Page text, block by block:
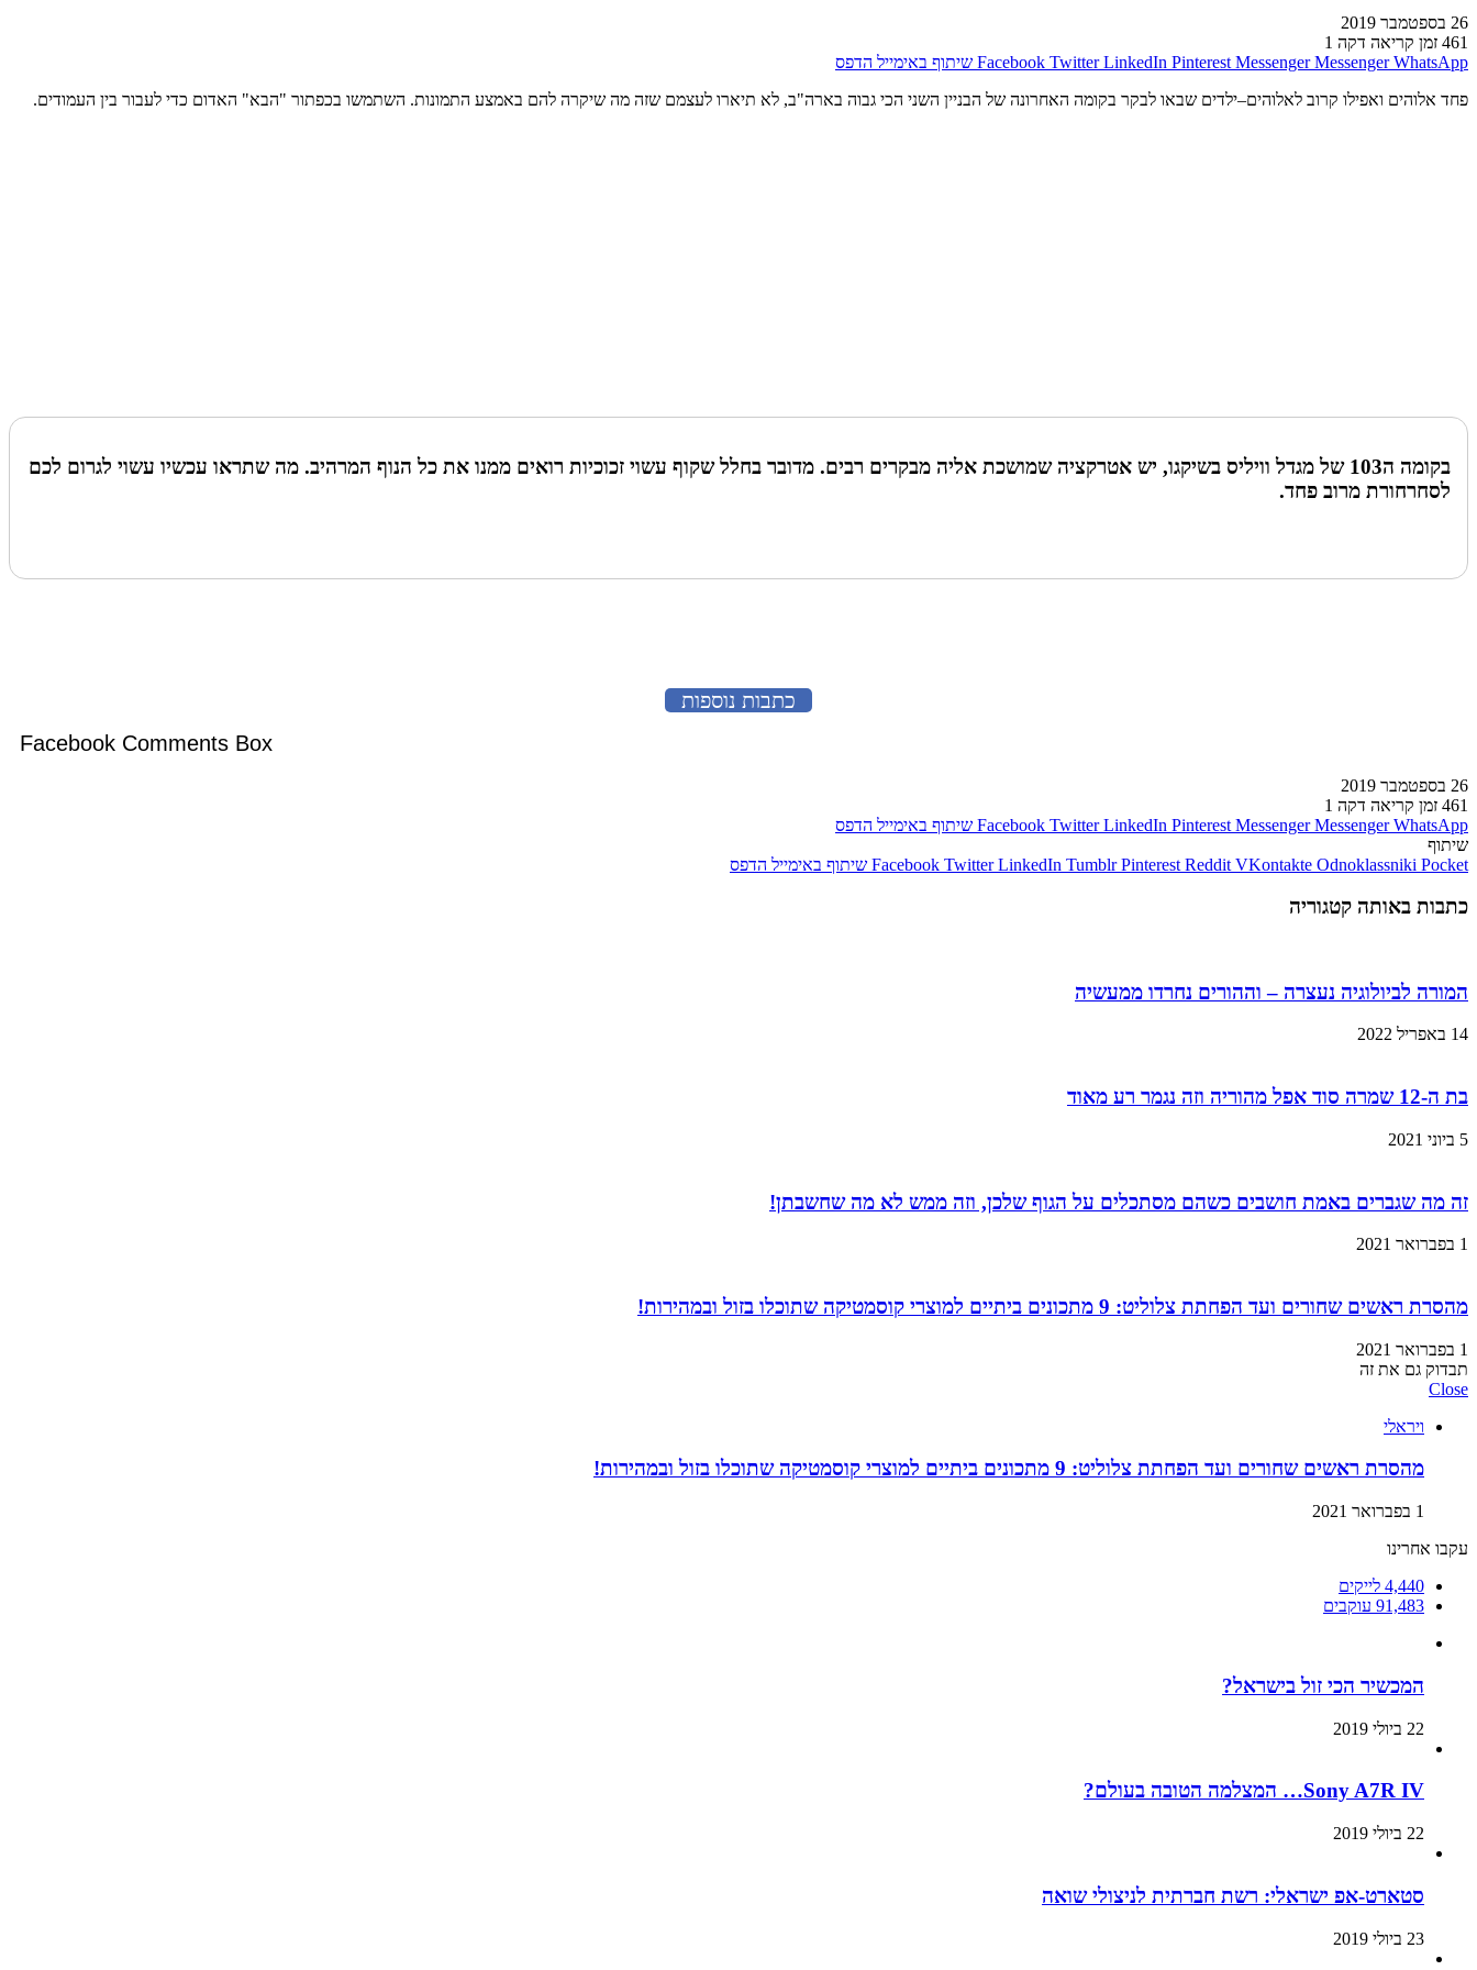
26 בספטמבר 2019
461 זמן קריאה דקה 1
Facebook Twitter LinkedIn Pinterest Messenger Messenger WhatsApp שיתוף באימייל הדפס
פחד אלוהים ואפילו קרוב לאלוהים–ילדים שבאו לבקר בקומה האחרונה של הבניין השני הכי גבוה בארה"ב, לא תיארו לעצמם שזה מה שיקרה להם באמצע התמונות. השתמשו בכפתור "הבא" האדום כדי לעבור בין העמודים.
בקומה ה103 של מגדל וויליס בשיקגו, יש אטרקציה שמושכת אליה מבקרים רבים. מדובר בחלל שקוף עשוי זכוכיות רואים ממנו את כל הנוף המרהיב. מה שתראו עכשיו עשוי לגרום לכם
לסחרחורת מרוב פחד.
כתבות נוספות
Facebook Comments Box
26 בספטמבר 2019
461 זמן קריאה דקה 1
Facebook Twitter LinkedIn Pinterest Messenger Messenger WhatsApp שיתוף באימייל הדפס
שיתוף
Facebook Twitter LinkedIn Tumblr Pinterest Reddit VKontakte Odnoklassniki Pocket שיתוף באימייל הדפס
כתבות באותה קטגוריה
המורה לביולוגיה נעצרה – וההורים נחרדו ממעשיה
14 באפריל 2022
בת ה-12 שמרה סוד אפל מהוריה וזה נגמר רע מאוד
5 ביוני 2021
זה מה שגברים באמת חושבים כשהם מסתכלים על הגוף שלכן, וזה ממש לא מה שחשבתן!
1 בפברואר 2021
מהסרת ראשים שחורים ועד הפחתת צלוליט: 9 מתכונים ביתיים למוצרי קוסמטיקה שתוכלו בזול ובמהירות!
1 בפברואר 2021
תבדוק גם את זה
Close
ויראלי
מהסרת ראשים שחורים ועד הפחתת צלוליט: 9 מתכונים ביתיים למוצרי קוסמטיקה שתוכלו בזול ובמהירות!
1 בפברואר 2021
עקבו אחרינו
4,440 לייקים
91,483 עוקבים
המכשיר הכי זול בישראל?
22 ביולי 2019
Sony A7R IV… המצלמה הטובה בעולם?
22 ביולי 2019
סטארט-אפ ישראלי: רשת חברתית לניצולי שואה
23 ביולי 2019